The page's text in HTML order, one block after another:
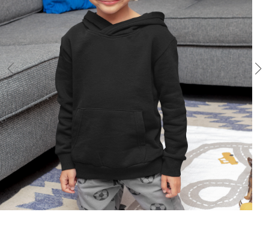
Zaprojektuj-Koszulke.pl
Zgorzelecka 21; 59-800 Lubań
Napisz: biuro@logotextil.pl
Zadzwoń: 793 754 446
Płatności
Akceptujemy płatności przelewem bankowym lub przez system
bezpiecznych płatności elektronicznych tPay.
Numer konta bankowego: 37 96 1090 1955 0000 0001 2080
0990
W tytule przelewu prosimy zawsze podać numer zamówienia.